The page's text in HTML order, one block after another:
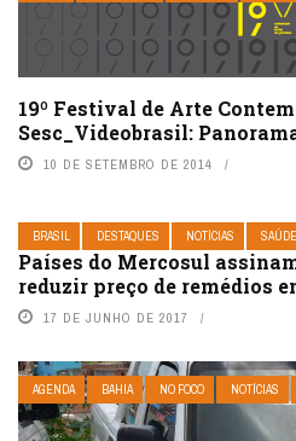
19º Festival de Arte
Sesc_Videobrasil:
10 DE SETEMBRO DE 2014
BRASIL DESTAQUES NOTÍCIAS SAÚDE
Países do Mercosul
reduzir preço de remédios
17 DE JUNHO DE 2017
AGENDA BAHIA NO FOCO NOTÍCIAS